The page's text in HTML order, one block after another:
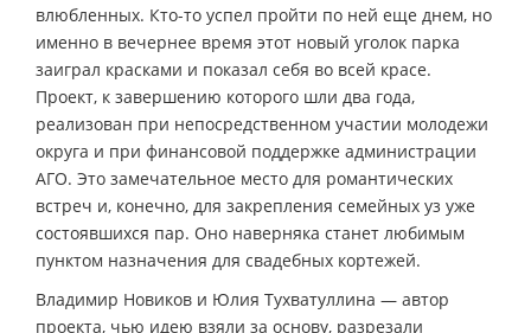
влюбленных. Кто-то успел пройти по ней еще днем, но
именно в вечернее время этот новый уголок парка
заиграл красками и показал себя во всей красе.
Проект, к завершению которого шли два года,
реализован при непосредственном участии молодежи
округа и при финансовой поддержке администрации
АГО. Это замечательное место для романтических
встреч и, конечно, для закрепления семейных уз уже
состоявшихся пар. Оно наверняка станет любимым
пунктом назначения для свадебных кортежей.
Владимир Новиков и Юлия Тухватуллина — автор
проекта, чью идею взяли за основу, разрезали